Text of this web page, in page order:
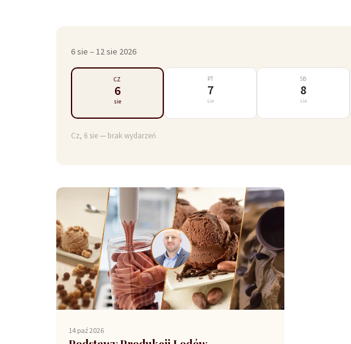
6 sie – 12 sie 2026
CZ
6
sie
PT
7
sie
SB
8
sie
Cz, 6 sie — brak wydarzeń
14 paź 2026